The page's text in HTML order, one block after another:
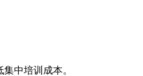
集中培训成本。